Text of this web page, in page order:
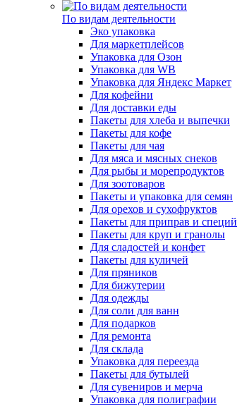
По видам деятельности
Эко упаковка
Для маркетплейсов
Упаковка для Озон
Упаковка для WB
Упаковка для Яндекс Маркет
Для кофейни
Для доставки еды
Пакеты для хлеба и выпечки
Пакеты для кофе
Пакеты для чая
Для мяса и мясных снеков
Для рыбы и морепродуктов
Для зоотоваров
Пакеты и упаковка для семян
Для орехов и сухофруктов
Пакеты для приправ и специй
Пакеты для круп и гранолы
Для сладостей и конфет
Пакеты для куличей
Для пряников
Для бижутерии
Для одежды
Для соли для ванн
Для подарков
Для ремонта
Для склада
Упаковка для переезда
Пакеты для бутылей
Для сувениров и мерча
Упаковка для полиграфии